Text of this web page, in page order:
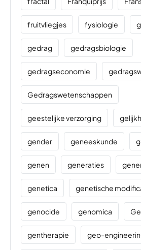
fruitvliegjes fysiologie
gedrag gedragsbiologie
gedragseconomie
Gedragswetenschappen
geestelijke verzorging
gender geneeskunde
genen generaties
genetica genetische
genocide genomica
gentherapie geo-